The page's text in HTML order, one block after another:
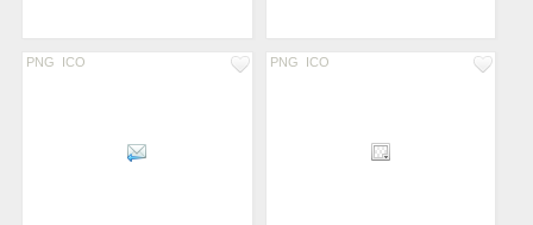
PNG ICO PNG ICO